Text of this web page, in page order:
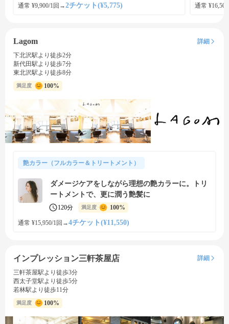
通常 ¥9,900/1回 →2チケット(¥5,775) 通常
Lagom
詳細
下北沢駅より徒歩2分
新代田駅より徒歩7分
東北沢駅より徒歩8分
満足度 100%
艶カラー（フルカラー＆トリートメント）
ダメージケアをしながら理想の艶カラーに。トリ
ートメントで、更に潤う艶髪に
120分 満足度 100%
通常 ¥15,950/1回 →4チケット(¥11,550)
インプレッション三軒茶屋店
詳細
三軒茶屋駅より徒歩3分
西太子堂駅より徒歩5分
若林駅より徒歩11分
満足度 100%